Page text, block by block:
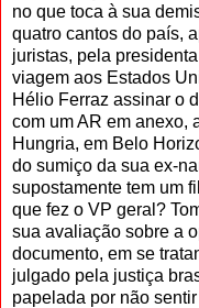
no que toca à sua
quatro cantos do país,
juristas, pela
viagem aos Estados
Hélio Ferraz assinar o
com um AR em anexo,
Hungria, em Belo
do sumiço da sua ex-
supostamente tem um
que fez o VP geral?
sua avaliação sobre a
documento, em se
julgado pela justiça
papelada por não